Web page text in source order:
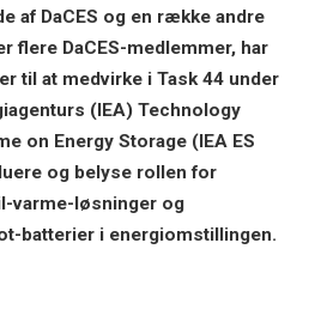
af DaCES og en række andre
flere DaCES-medlemmer, har
til at medvirke i Task 44 under
(IEA) Technology
on Energy Storage (IEA ES
og belyse rollen for
varme-løsninger og
batterier i energiomstillingen.